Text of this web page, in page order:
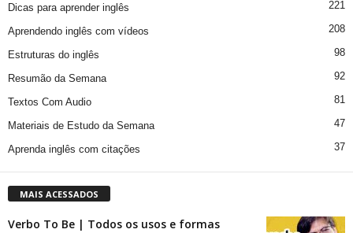
Dicas para aprender inglês 221
Aprendendo inglês com vídeos 208
Estruturas do inglês 98
Resumão da Semana 92
Textos Com Audio 81
Materiais de Estudo da Semana 47
Aprenda inglês com citações 37
MAIS ACESSADOS
Verbo To Be | Todos os usos e formas